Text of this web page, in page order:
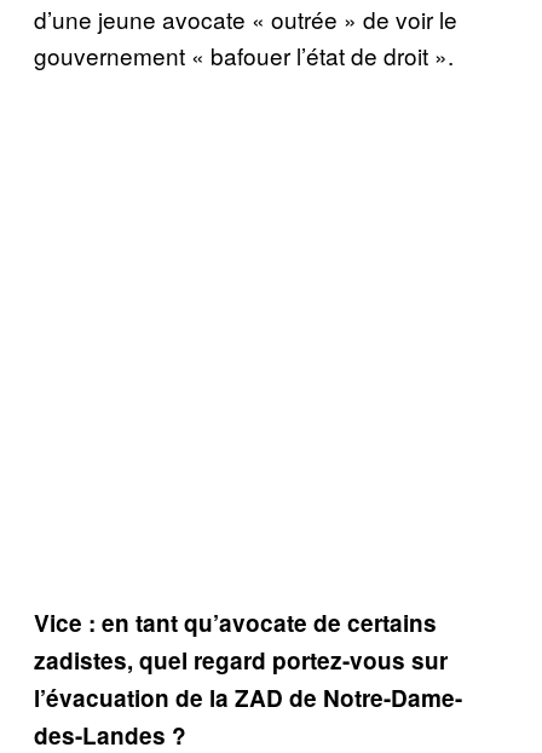
d’une jeune avocate « outrée » de voir le
gouvernement « bafouer l’état de droit ».
Vice : en tant qu’avocate de certains
zadistes, quel regard portez-vous sur
l’évacuation de la ZAD de Notre-Dame-
des-Landes ?